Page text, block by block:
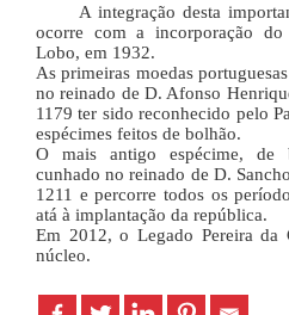
A integração desta
ocorre com a incorporação
Lobo, em 1932.
As primeiras moedas
no reinado de D. Afonso
1179 ter sido reconhecido pelo
espécimes feitos de bolhão.
O mais antigo espécime, de
cunhado no reinado de D.
1211 e percorre todos os
atá à implantação da república.
Em 2012, o Legado Pereira da
núcleo.